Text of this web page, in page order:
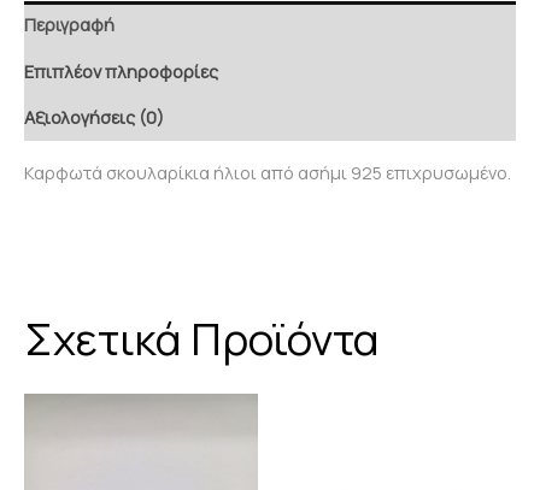
Περιγραφή
Επιπλέον πληροφορίες
Αξιολογήσεις (0)
Καρφωτά σκουλαρίκια ήλιοι από ασήμι 925 επιχρυσωμένο.
Σχετικά Προϊόντα